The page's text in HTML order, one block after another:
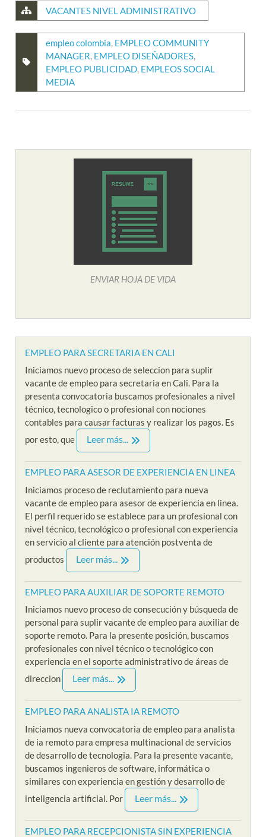
VACANTES NIVEL ADMINISTRATIVO
empleo colombia, EMPLEO COMMUNITY
MANAGER, EMPLEO DISEÑADORES,
EMPLEO PUBLICIDAD, EMPLEOS SOCIAL
MEDIA
ENVIAR HOJA DE VIDA
EMPLEO PARA SECRETARIA EN CALI
Iniciamos nuevo proceso de seleccion para suplir
vacante de empleo para secretaria en Cali. Para la
presenta convocatoria buscamos profesionales a nivel
técnico, tecnologico o profesional con nociones
contables para causar facturas y realizar los pagos. Es
por esto, que
Leer más...
EMPLEO PARA ASESOR DE EXPERIENCIA EN LINEA
Iniciamos proceso de reclutamiento para nueva
vacante de empleo para asesor de experiencia en linea.
El perfil requerido se establece para un profesional con
nivel técnico, tecnológico o profesional con experiencia
en servicio al cliente para atención postventa de
productos
Leer más...
EMPLEO PARA AUXILIAR DE SOPORTE REMOTO
Iniciamos nuevo proceso de consecución y búsqueda de
personal para suplir vacante de empleo para auxiliar de
soporte remoto. Para la presente posición, buscamos
profesionales con nivel técnico o tecnológico con
experiencia en el soporte administrativo de áreas de
direccion
Leer más...
EMPLEO PARA ANALISTA IA REMOTO
Iniciamos nueva convocatoria de empleo para analista
de ia remoto para empresa multinacional de servicios
de desarrollo de tecnologia. Para la presente vacante,
buscamos ingenieros de software, informática o
similares con experiencia en gestión y desarrollo de
inteligencia artificial. Por
Leer más...
EMPLEO PARA RECEPCIONISTA SIN EXPERIENCIA